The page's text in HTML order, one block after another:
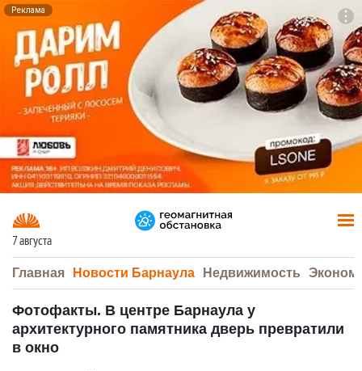
Реклама
7 августа
Главная Новости Барнаула Недвижимость
Фотофакты. В центре Барнаула у
архитектурного памятника дверь превратили
в окно